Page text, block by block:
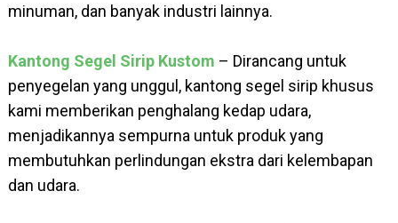
minuman, dan banyak industri lainnya.
Kantong Segel Sirip Kustom – Dirancang untuk
penyegelan yang unggul, kantong segel sirip khusus
kami memberikan penghalang kedap udara,
menjadikannya sempurna untuk produk yang
membutuhkan perlindungan ekstra dari kelembapan
dan udara.